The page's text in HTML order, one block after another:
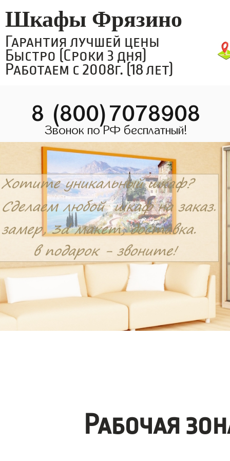
Шкафы Фрязино
Гарантия лучшей цены
Быстро (Сроки 3 дня)
Работаем с 2008г. (18 лет)
8 (800)7078908
Звонок по РФ бесплатный!
Рабочая